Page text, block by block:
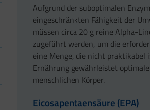
Aufgrund der suboptimalen
eingeschränkten Fähigkeit der
müssen circa 20 g reine Alpha-
zugeführt werden, um die
eine Menge, die nicht
Ernährung gewährleistet
menschlichen Körper.
Eicosapentaensäure (EPA)